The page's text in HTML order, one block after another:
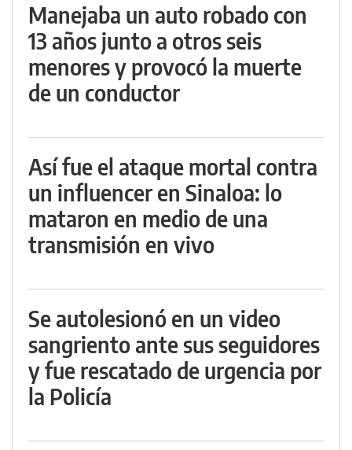
Manejaba un auto robado con
13 años junto a otros seis
menores y provocó la muerte
de un conductor
Así fue el ataque mortal contra
un influencer en Sinaloa: lo
mataron en medio de una
transmisión en vivo
Se autolesionó en un video
sangriento ante sus seguidores
y fue rescatado de urgencia por
la Policía